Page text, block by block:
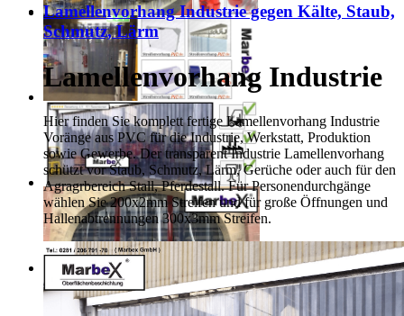
Lamellenvorhang Industrie gegen Kälte, Staub,
Schmutz, Lärm
Lamellenvorhang Industrie
Hier finden Sie komplett fertige Lamellenvorhang Industrie
Voränge aus PVC für die Industrie, Werkstatt, Produktion
sowie Gewerbe. Der transparent Industrie Lamellenvorhang
schützt vor Staub, Schmutz, Lärm, Gerüche oder auch für den
Agragrbereich Stall, Pferdestall. Für Personendurchgänge
wählen Sie 200x2mm Streifen und für große Öffnungen und
Hallenabtrennungen 300x3mm Streifen.